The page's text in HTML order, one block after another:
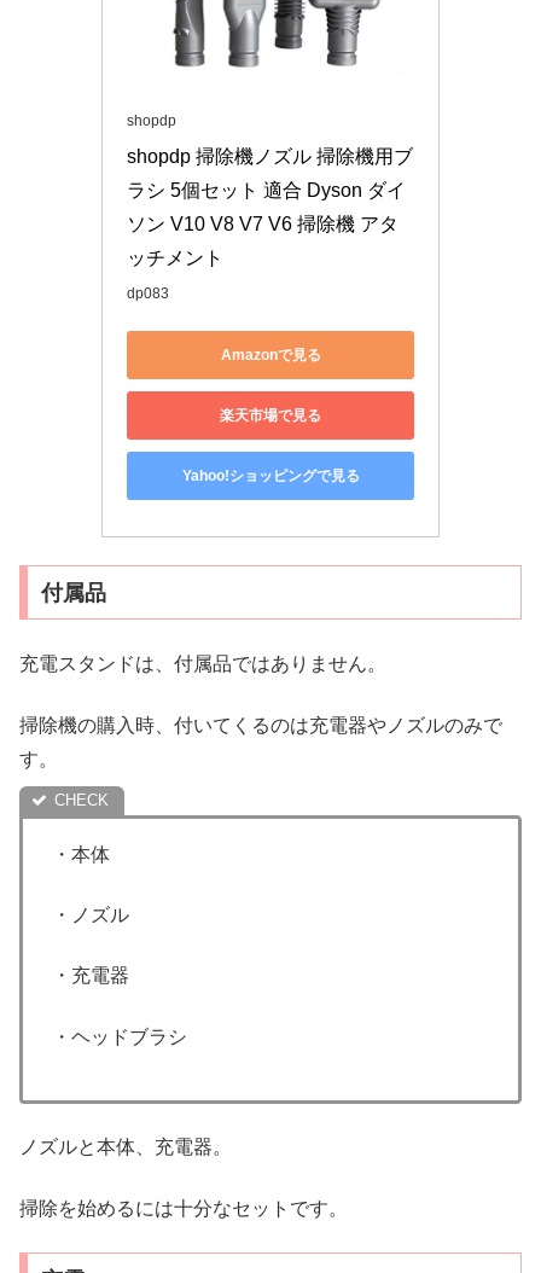
shopdp
shopdp 掃除機ノズル 掃除機用ブ
ラシ 5個セット 適合 Dyson ダイ
ソン V10 V8 V7 V6 掃除機 アタ
ッチメント
dp083
Amazonで見る
楽天市場で見る
Yahoo!ショッピングで見る
付属品
充電スタンドは、付属品ではありません。
掃除機の購入時、付いてくるのは充電器やノズルのみで
す。
・本体
・ノズル
・充電器
・ヘッドブラシ
ノズルと本体、充電器。
掃除を始めるには十分なセットです。